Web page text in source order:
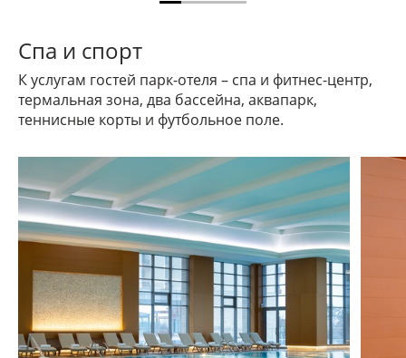
Спа и спорт
К услугам гостей парк-отеля – спа и фитнес-центр,
термальная зона, два бассейна, аквапарк,
теннисные корты и футбольное поле.